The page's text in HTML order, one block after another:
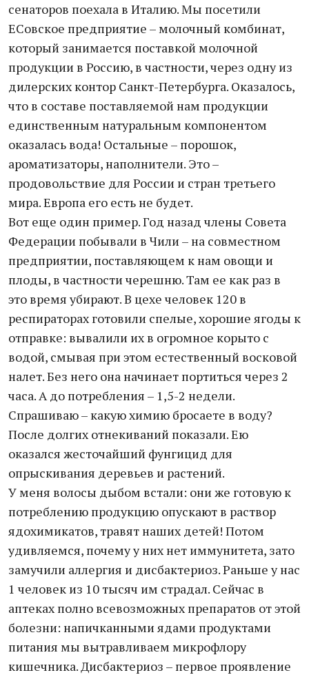
сенаторов поехала в Италию. Мы посетили
ЕСовское предприятие – молочный комбинат,
который занимается поставкой молочной
продукции в Россию, в частности, через одну из
дилерских контор Санкт-Петербурга. Оказалось,
что в составе поставляемой нам продукции
единственным натуральным компонентом
оказалась вода! Остальные – порошок,
ароматизаторы, наполнители. Это –
продовольствие для России и стран третьего
мира. Европа его есть не будет.
Вот еще один пример. Год назад члены Совета
Федерации побывали в Чили – на совместном
предприятии, поставляющем к нам овощи и
плоды, в частности черешню. Там ее как раз в
это время убирают. В цехе человек 120 в
респираторах готовили спелые, хорошие ягоды к
отправке: вывалили их в огромное корыто с
водой, смывая при этом естественный восковой
налет. Без него она начинает портиться через 2
часа. А до потребления – 1,5-2 недели.
Спрашиваю – какую химию бросаете в воду?
После долгих отнекиваний показали. Ею
оказался жесточайший фунгицид для
опрыскивания деревьев и растений.
У меня волосы дыбом встали: они же готовую к
потреблению продукцию опускают в раствор
ядохимикатов, травят наших детей! Потом
удивляемся, почему у них нет иммунитета, зато
замучили аллергия и дисбактериоз. Раньше у нас
1 человек из 10 тысяч им страдал. Сейчас в
аптеках полно всевозможных препаратов от этой
болезни: напичканными ядами продуктами
питания мы вытравливаем микрофлору
кишечника. Дисбактериоз – первое проявление